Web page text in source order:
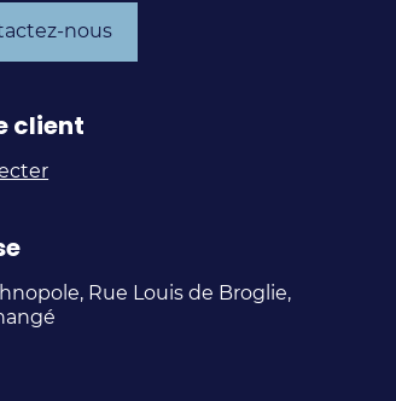
nous
client
Rue Louis de Broglie,